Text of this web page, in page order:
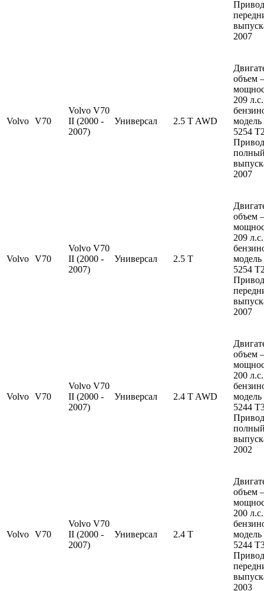
2007
Volvo V70
Volvo V70
II (2000 -
2007)
Универсал 2.5 T AWD
объем
209
5254
2007
Volvo V70
Volvo V70
II (2000 -
2007)
Универсал 2.5 T
объем
209
5254
2007
Volvo V70
Volvo V70
II (2000 -
2007)
Универсал 2.4 T AWD
объем
200
5244
2002
Volvo V70
Volvo V70
II (2000 -
2007)
Универсал 2.4 T
объем
200
5244
2003